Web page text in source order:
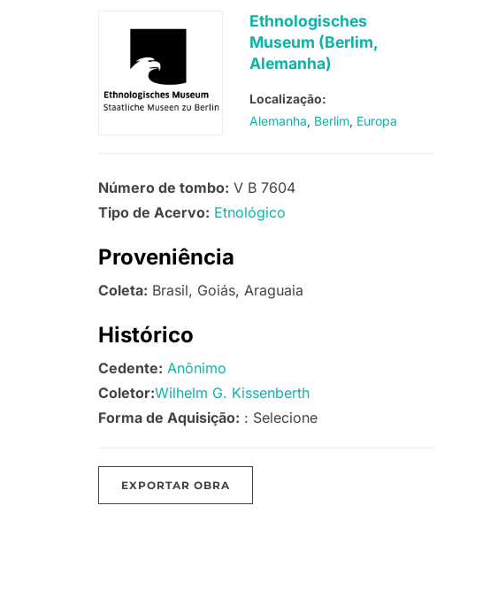
Ethnologisches
Museum (Berlim,
Alemanha)
Localização:
Alemanha Berlim Europa
Número de tombo: V B 7604
Tipo de Acervo: Etnológico
Proveniência
Coleta: Brasil, Goiás, Araguaia
Histórico
Cedente: Anônimo
Coletor:Wilhelm G. Kissenberth
Forma de Aquisição: : Selecione
EXPORTAR OBRA